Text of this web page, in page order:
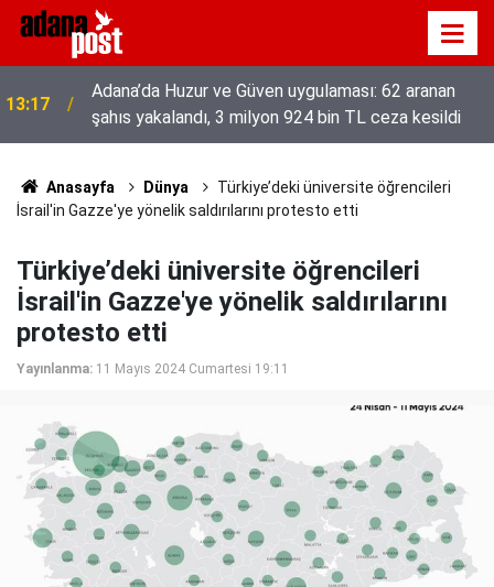
13:01
52 yıldır el emeğiyle üretiyor, mesleğin yok
olmamasına karşı direniyor
Anasayfa Dünya
Türkiye’deki üniversite öğrencileri
İsrail'in Gazze'ye yönelik saldırılarını protesto etti
Türkiye’deki üniversite öğrencileri
İsrail'in Gazze'ye yönelik saldırılarını
protesto etti
Yayınlanma: 11 Mayıs 2024 Cumartesi 19:11